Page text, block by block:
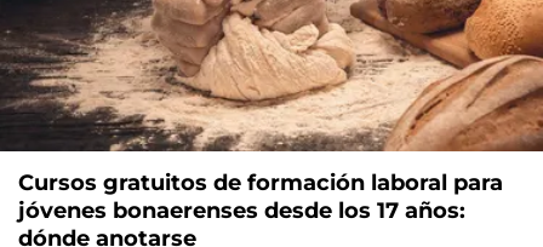
Cursos gratuitos de formación laboral para
jóvenes bonaerenses desde los 17 años:
dónde anotarse